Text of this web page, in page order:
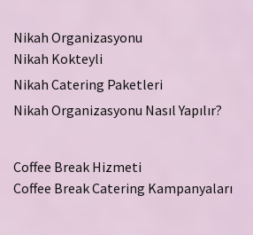
Nikah Organizasyonu
Nikah Kokteyli
Nikah Catering Paketleri
Nikah Organizasyonu Nasıl Yapılır?
Coffee Break Hizmeti
Coffee Break Catering Kampanyaları